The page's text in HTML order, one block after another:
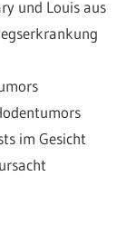
und Louis aus
im Gesicht